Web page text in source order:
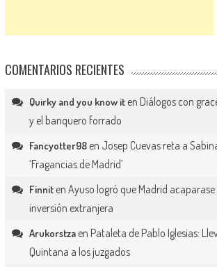
COMENTARIOS RECIENTES
Quirky and you know iten Diálogos con
y el banquero forrado
Fancyotter98en Josep Cuevas reta a
‘Fragancias de Madrid’
Finniten Ayuso logró que Madrid
inversión extranjera
Arukorstzaen Pataleta de Pablo Iglesias:
Quintana a los juzgados